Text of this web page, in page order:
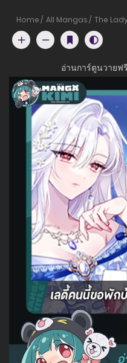
Home All Mangas The
อ่านการ์ตูนวาย